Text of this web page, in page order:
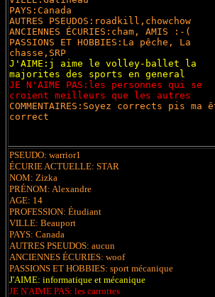
PAYS:Canada
AUTRES PSEUDOS:roadkill,chowchow
ANCIENNES ÉCURIES:cham, AMIS :-(
PASSIONS ET HOBBIES:La pêche, La
chasse,SRP
J'AIME:j aime le volley-ballet la
majorites des sports en general
JE N'AIME PAS:les personnes qui se
croient meilleurs que les autres
COMMENTAIRES:Soyez corrects pis ma
correct
PSEUDO: warrior1
ÉCURIE ACTUELLE: STAR
NOM: Zizka
PRÉNOM: Alexandre
AGE: 14
PROFESSION: Étudiant
VILLE: Beauport
PAYS: Canada
AUTRES PSEUDOS: aucun
ANCIENNES ÉCURIES: woof
PASSIONS ET HOBBIES: sport mécanique
J'AIME: informatique et mécanique
JE N'AIME PAS: les carrottes